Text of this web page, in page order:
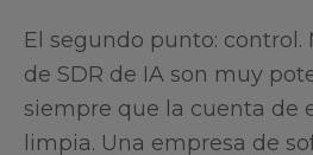
El segundo punto: control.
de SDR de IA son muy
siempre que la cuenta de
limpia. Una empresa de